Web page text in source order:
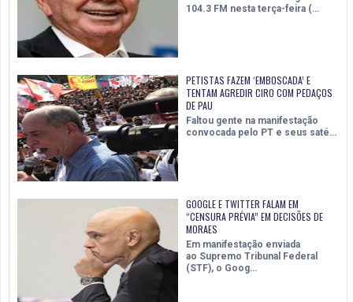
104.3 FM nesta terça-feira (…
PETISTAS FAZEM ‘EMBOSCADA’ E
TENTAM AGREDIR CIRO COM PEDAÇOS
DE PAU
Faltou gente na manifestação
convocada pelo PT e seus saté…
GOOGLE E TWITTER FALAM EM
“CENSURA PRÉVIA” EM DECISÕES DE
MORAES
Em manifestação enviada
ao Supremo Tribunal Federal
(STF), o Goog…